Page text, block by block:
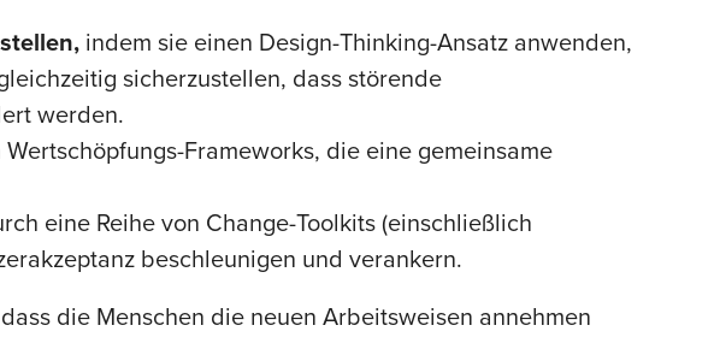
indem sie einen Design-Thinking-Ansatz anwenden,
sicherzustellen, dass störende
werden.
Frameworks, die eine gemeinsame
eine Reihe von Change-Toolkits (einschließlich
beschleunigen und verankern.
die Menschen die neuen Arbeitsweisen annehmen